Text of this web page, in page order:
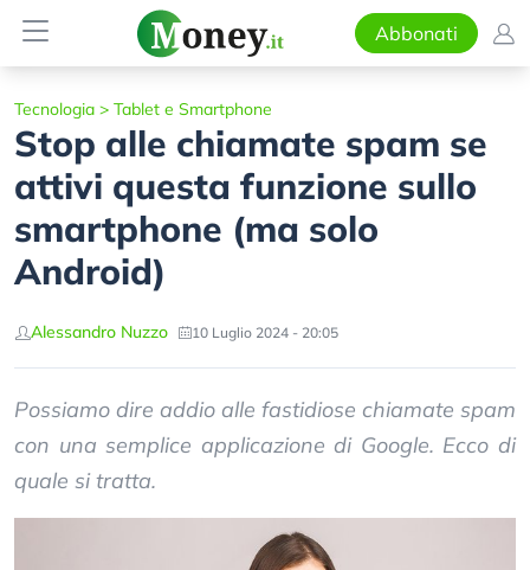
Abbonati
Tecnologia > Tablet e Smartphone
Stop alle chiamate spam se
attivi questa funzione sullo
smartphone (ma solo
Android)
Alessandro Nuzzo 10 Luglio 2024 - 20:05
Possiamo dire addio alle fastidiose chiamate spam
con una semplice applicazione di Google. Ecco di
quale si tratta.